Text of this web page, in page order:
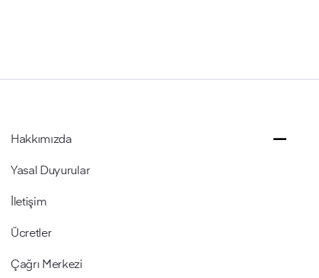
Hakkımızda
Yasal Duyurular
İletişim
Ücretler
Çağrı Merkezi